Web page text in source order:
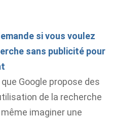
si vous voulez
sans publicité pour
Google propose des
de la recherche
imaginer une